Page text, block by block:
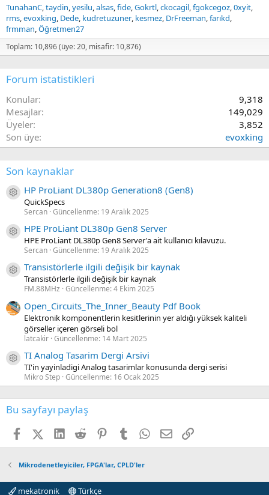
TunahanC taydin yesilu alsas fide Gokrtl ckocagil fgokcegoz 0xyit
rms evoxking Dede kudretuzuner kesmez DrFreeman farıkd
frmman Öğretmen27
Toplam: 10,896 (üye: 20, misafir: 10,876)
Forum istatistikleri
Konular
9,318
Mesajlar
149,029
Üyeler
3,852
Son üye
evoxking
Son kaynaklar
Kaynak ikon/amblem
HP ProLiant DL380p Generation8 (Gen8)
QuickSpecs
Sercan Güncellenme: 19 Aralık 2025
Kaynak ikon/amblem
HPE ProLiant DL380p Gen8 Server
HPE ProLiant DL380p Gen8 Server'a ait kullanıcı kılavuzu.
Sercan Güncellenme: 19 Aralık 2025
Kaynak ikon/amblem
Transistörlerle ilgili değişik bir kaynak
Transistörlerle ilgili değişik bir kaynak
FM.88MHz Güncellenme:4 Ekim 2025
Open_Circuits_The_Inner_Beauty Pdf Book
Elektronik komponentlerin kesitlerinin yer aldığı yüksek kaliteli
görseller içeren görseli bol
latcakir Güncellenme: 14 Mart 2025
Kaynak ikon/amblem
TI Analog Tasarim Dergi Arsivi
TI'in yayinladigi Analog tasarimlar konusunda dergi serisi
Mikro Step Güncellenme: 16 Ocak 2025
Bu sayfayı paylaş
FacebookX (Twitter)
LinkedIn
Reddit PinterestTumblr WhatsApp
E-postaLink
Mikrodenetleyiciler, FPGA'lar, CPLD'ler
mekatronik Türkçe